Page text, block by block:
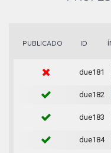
PUBLICADO ID
due181
due182
due183
due184